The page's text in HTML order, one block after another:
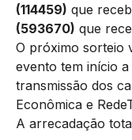
(114459) que
(593670) que
O próximo sorteio
evento tem início
transmissão dos
Econômica e
A arrecadação